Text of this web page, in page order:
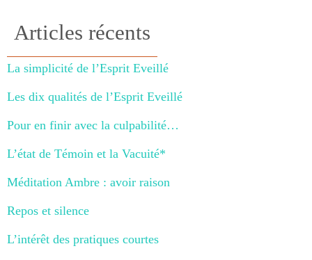
Articles récents
La simplicité de l’Esprit Eveillé
Les dix qualités de l’Esprit Eveillé
Pour en finir avec la culpabilité…
L’état de Témoin et la Vacuité*
Méditation Ambre : avoir raison
Repos et silence
L’intérêt des pratiques courtes